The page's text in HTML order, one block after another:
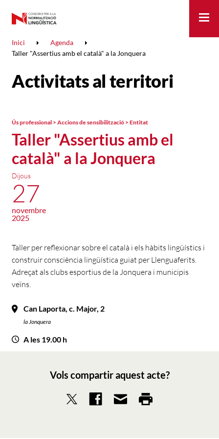
Inici
Agenda
Taller "Assertius amb el català" a la Jonquera
Activitats al territori
Taller "Assertius amb el
català" a la Jonquera
Ús professional > Accions de sensibilització > Entitat
Dijous
27
novembre
2025
Taller per reflexionar sobre el català i els hàbits lingüístics i
construir consciència lingüística guiat per Llenguaferits.
Adreçat als clubs esportius de la Jonquera i municipis
veïns.
Can Laporta, c. Major, 2
la Jonquera
A les 19.00 h
Vols compartir aquest acte?